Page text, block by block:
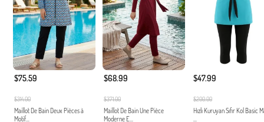
$75.59
$314.00
Maillot De Bain Deux Pièces à
Motif...
$68.99
$371.00
Maillot De Bain Une Pièce
Moderne E...
$47.99
$200.00
Hızlı Kuruyan Sıfır Kol Basic
...